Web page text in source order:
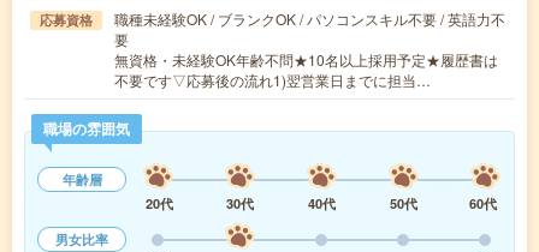
応募資格
職種未経験OK / ブランクOK / パソコンスキル不要 / 英語力不
要
無資格・未経験OK年齢不問★10名以上採用予定★履歴書は
不要です▽応募後の流れ1)翌営業日までに担当…
職場の雰囲気
年齢層
20代
30代 40代 50代
60代
男女比率